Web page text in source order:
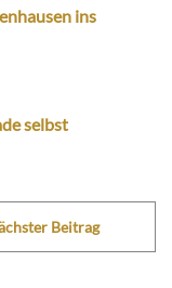
ins
selbst
Beitrag